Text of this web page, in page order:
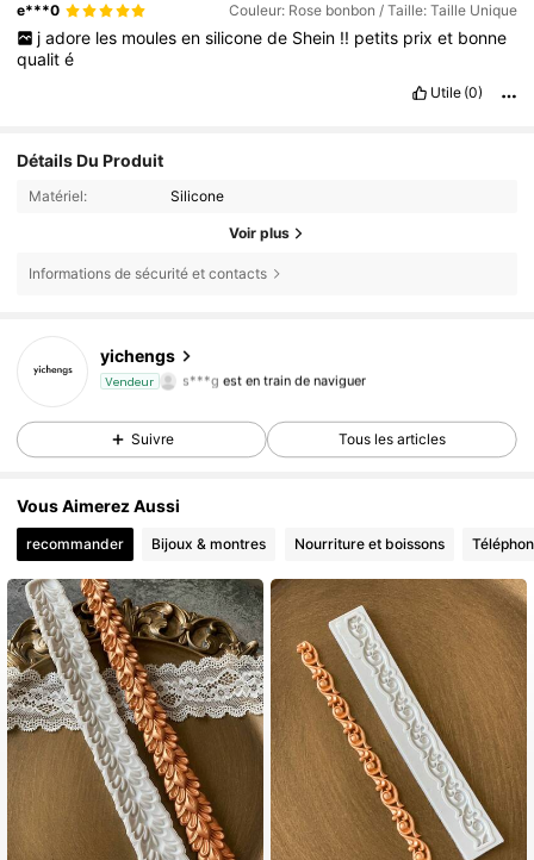
e***0 Couleur: Rose bonbon / Taille: Taille Unique
j adore les moules en silicone de Shein !! petits prix et bonne
qualité
Utile (0)
Détails Du Produit
Matériel: Silicone
Voir plus
Informations de sécurité et contacts
yichengs
Vendeur
s***g
4,92
600 Suiveurs
4,92 600 Suiveurs
4,92 600 Suiveurs
Suivre Tous les articles
Vous Aimerez Aussi
recommander Bijoux & montres Nourriture et boissons